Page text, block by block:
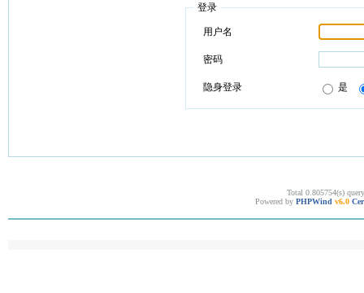
登录
用户名
密码
隐身登录 是
Total 0.805754(s)
Powered by PHPWind v6.0